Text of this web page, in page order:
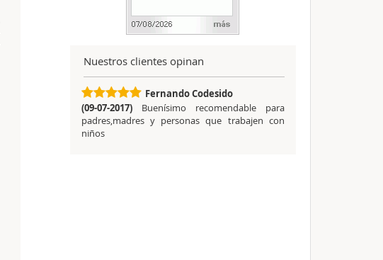
Nuestros clientes opinan
Fernando Codesido
(09-07-2017)
Buenísimo recomendable para
padres,madres y personas que trabajen con
niños